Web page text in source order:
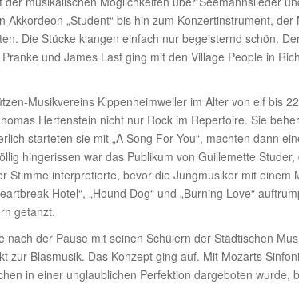
Akkordeon „Student“ bis hin zum Konzertinstrument, der
Die Stücke klangen einfach nur begeisternd schön.
und James Last ging mit den Village People in
Musikvereins Kippenheimweiler im Alter von elf bis
Hertenstein nicht nur Rock im Repertoire. Sie
starteten sie mit „A Song For You“, machten dann
hingerissen war das Publikum von Guillemette
Stimme interpretierte, bevor die Jungmusiker mit einem
Hotel“, „Hound Dog“ und „Burning Love“
getanzt.
nach der Pause mit seinen Schülern der Städtischen
zur Blasmusik. Das Konzept ging auf. Mit Mozarts
in einer unglaublichen Perfektion dargeboten wurde,